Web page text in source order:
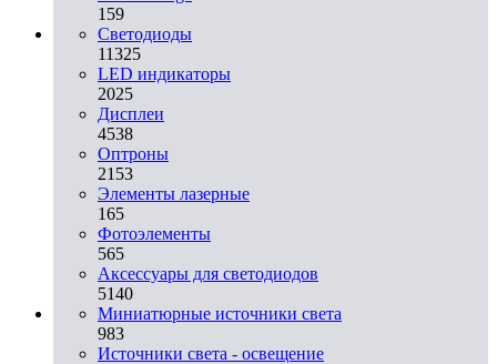
159
Светодиоды
11325
LED индикаторы
2025
Дисплеи
4538
Оптроны
2153
Элементы лазерные
165
Фотоэлементы
565
Аксессуары для светодиодов
5140
Миниатюрные источники света
983
Источники света - освещение